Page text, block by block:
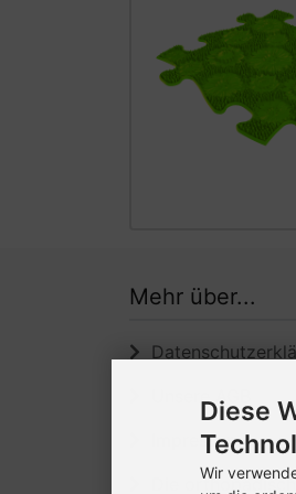
Mehr über...
Unsere AGB
Impressum
Die
Diese
Wir